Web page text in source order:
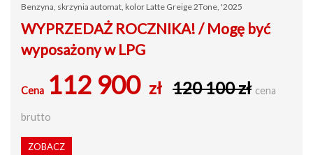
Benzyna, skrzynia automat, kolor Latte Greige 2Tone, '2025
WYPRZEDAŻ ROCZNIKA! / Mogę być
wyposażony w LPG
Cena 112 900 zł 120 100 zł cena
brutto
ZOBACZ